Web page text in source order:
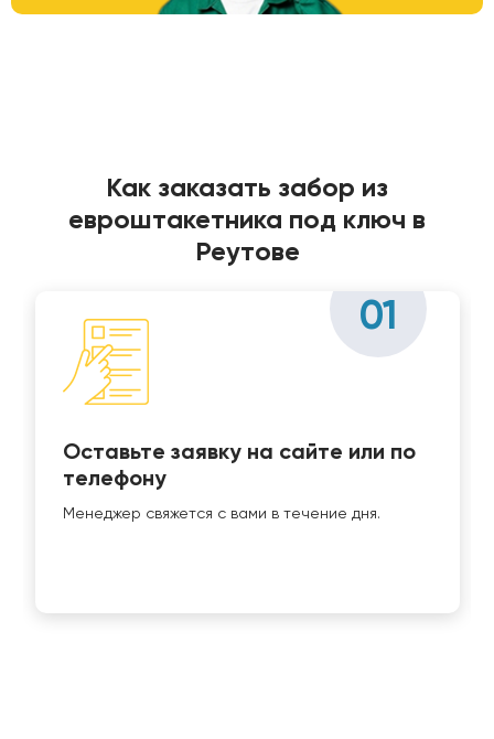
Как заказать забор из
евроштакетника под ключ в
Реутове
01
Оставьте заявку на сайте или по
телефону
Менеджер свяжется с вами в течение дня.